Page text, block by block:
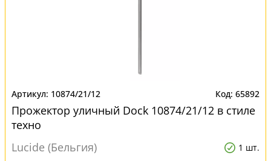
10874/21/12 65892
Прожектор уличный Dock 10874/21/12 в стиле
техно
Lucide (Бельгия)
1 шт.